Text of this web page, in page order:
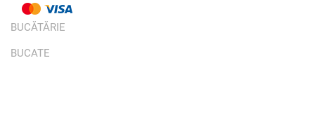
BUCĂTĂRIE
BUCATE